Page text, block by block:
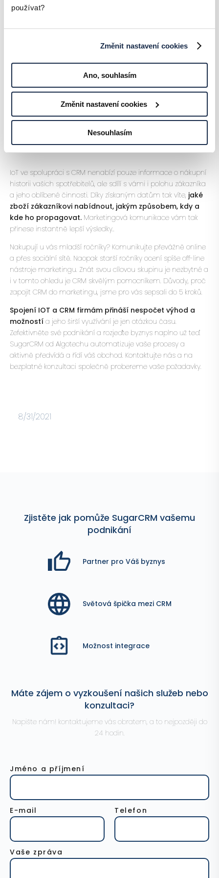
používat?
Změnit nastavení cookies
Ano, souhlasím
Změnit nastavení cookies
Nesouhlasím
Díky CRM získáte přehled o tom,za jaké služby jsou vaši
zákazníci ochotni platit.Líbí se jim to, co nabízíte, ale
konkurence produkt nabízí levněji? Zareagujte snížením ceny.
poptávka výrazně převyšuje nabídku.
4. Lépe cílený marketing
IoT ve spolupráci s CRM nenabízí pouze informace o nákupní
historii vašich spotřebitelů, ale sdílí s vámi i polohu zákazníka
a jeho oblíbené činnosti. Díky získaným datům tak víte, jaké
zboží zákazníkovi nabídnout, jakým způsobem, kdy a
kde ho propagovat. Marketingová komunikace vám tak
přinese instantně lepší výsledky..
Nakupují u vás mladší ročníky? Komunikujte převážně online
a přes sociální sítě. Naopak starší ročníky ocení spíše off-line
nástroje marketingu. Znát svou cílovou skupinu je nezbytné a
i v tomto ohledu je CRM skvělým pomocníkem. Důvody, proč
zapojit CRM do marketingu, jsme pro vás sepsali do 5 kroků.
Spojení IOT a CRM firmám přináší nespočet výhod a
možností a jeho širší využívání je jen otázkou času.
Zefektivněte své podnikání a rozjeďte byznys naplno už teď.
SugarCRM od Algotechu automatizuje vaše procesy a
aktivně předvídá a řídí váš obchod. Kontaktujte nás a na
bezplatné konzultaci společně probereme vaše požadavky.
8/31/2021
Zjistěte jak pomůže SugarCRM vašemu
podnikání
Partner pro Váš byznys
Světová špička mezi CRM
Možnost integrace
Máte zájem o vyzkoušení našich služeb nebo
konzultaci?
Napište nám! kontaktujeme vás obratem, a to nejpozději do
24 hodin.
Jméno a příjmení
E-mail Telefon
Vaše zpráva